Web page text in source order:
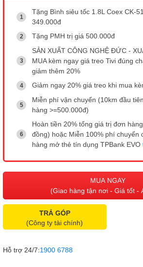
Tặng Bình siêu tốc 1.8L Coex CK-
349.000đ
Tặng PMH trị giá 500.000đ
SẢN XUẤT CÔNG NGHỆ ĐỨC -
MUA kèm ngay giá treo Tivi đúng
giảm thêm 20%
Giảm ngay 20% giá treo khi mua
Miễn phí vận chuyển (10km đầu
hàng >=500.000đ)
Hoàn tiền 20% tổng giá trị đơn
đồng) hoặc Miễn 100% phí chuyển
hàng mở thẻ tín dụng TPBank EVO
MUA NGAY
(Giao hàng tận nơi - Giá tốt -
TRẢ GÓP
(Công ty tài chính)
Hỗ trợ 24/7:1900 6788